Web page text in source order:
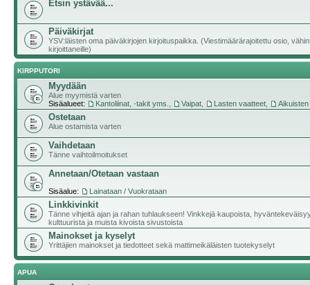
Etsin ystävää...
Päiväkirjat
YSV:läisten oma päiväkirjojen kirjoituspaikka. (Viestimäärärajoitettu osio,
kirjoittaneille)
KIRPPUTORI
Myydään
Alue myymistä varten
Sisäalueet:
Kantoliinat, -takit yms. Vaipat Lasten vaatteet
Ostetaan
Alue ostamista varten
Vaihdetaan
Tänne vaihtoilmoitukset
Annetaan/Otetaan vastaan
Sisäalue: Lainataan / Vuokrataan
Linkkivinkit
Tänne vihjeitä ajan ja rahan tuhlaukseen! Vinkkejä kaupoista,
kulttuurista ja muista kivoista sivustoista
Mainokset ja kyselyt
Yrittäjien mainokset ja tiedotteet sekä mattimeikäläisten tuotekyselyt
APUA